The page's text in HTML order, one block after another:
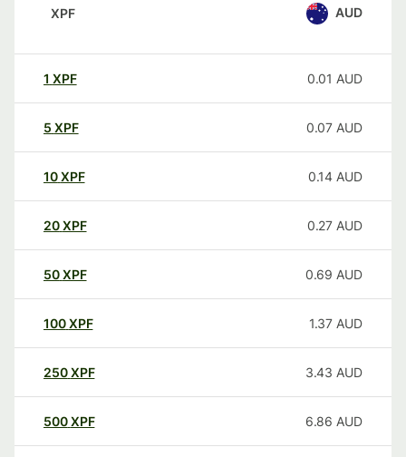
XPF AUD
1 XPF 0.01 AUD
5 XPF 0.07 AUD
10XPF 0.14 AUD
20XPF 0.27 AUD
50XPF 0.69 AUD
100XPF 1.37 AUD
250XPF 3.43 AUD
500XPF 6.86 AUD